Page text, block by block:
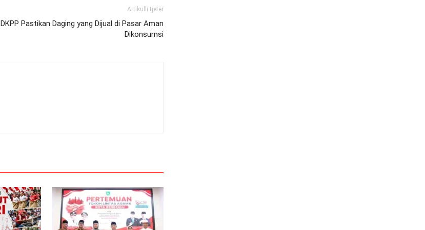
Artikulli tjetër
DKPP Pastikan Daging yang Dijual di Pasar Aman
Dikonsumsi